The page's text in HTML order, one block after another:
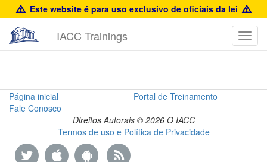
Este website é para uso exclusivo de oficiais da lei
IACC Trainings
Suggested
Photos
Guide
Página inicial
Portal de Treinamento
Fale Conosco
Direitos Autorais © 2026 O IACC
Termos de uso e Política de Privacidade